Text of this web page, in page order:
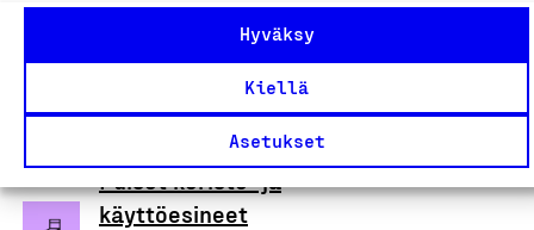
Hyväksy
Kiellä
Asetukset
Fiberdom Oy, Tuote
Keittiö- ja kattaustuotteet
käyttöesineet